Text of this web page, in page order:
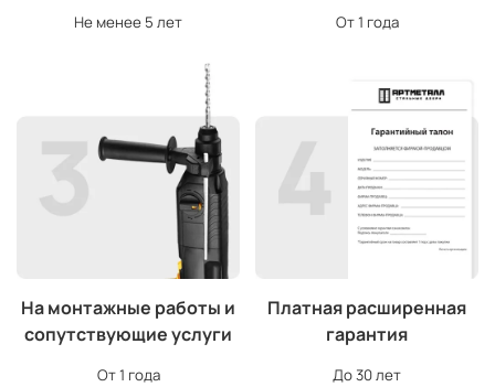
Не менее 5 лет От 1 года
На монтажные работы и
сопутствующие услуги
От 1 года
Платная расширенная
гарантия
До 30 лет